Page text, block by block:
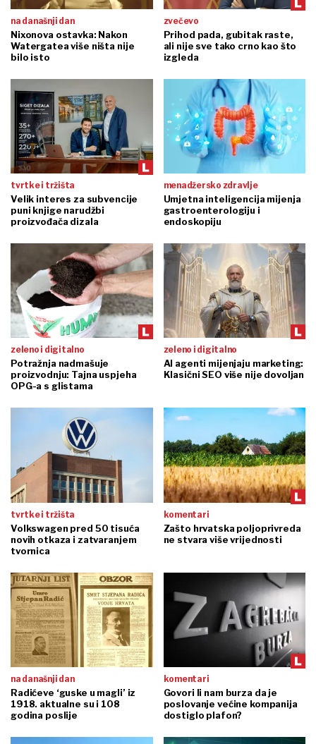
na današnji dan
Nixonova ostavka: Nakon
Watergatea više ništa nije
bilo isto
zvečevo
Prihod pada, gubitak raste,
ali nije sve tako crno kao što
izgleda
tvrtke i tržišta
Velik interes za subvencije
puni knjige narudžbi
proizvođača dizala
menadžersko zdravlje
Umjetna inteligencija mijenja
gastroenterologiju i
endoskopiju
zeleno i digitalno
Potražnja nadmašuje
proizvodnju: Tajna uspjeha
OPG-a s glistama
zeleno i digitalno
AI agenti mijenjaju marketing:
Klasični SEO više nije dovoljan
tvrtke i tržišta
Volkswagen pred 50 tisuća
novih otkaza i zatvaranjem
tvornica
komentari
Zašto hrvatska poljoprivreda
ne stvara više vrijednosti
na današnji dan
Radićeve ‘guske u magli’ iz
1918. aktualne su i 108
godina poslije
komentari
Govori li nam burza da je
poslovanje većine kompanija
dostiglo plafon?